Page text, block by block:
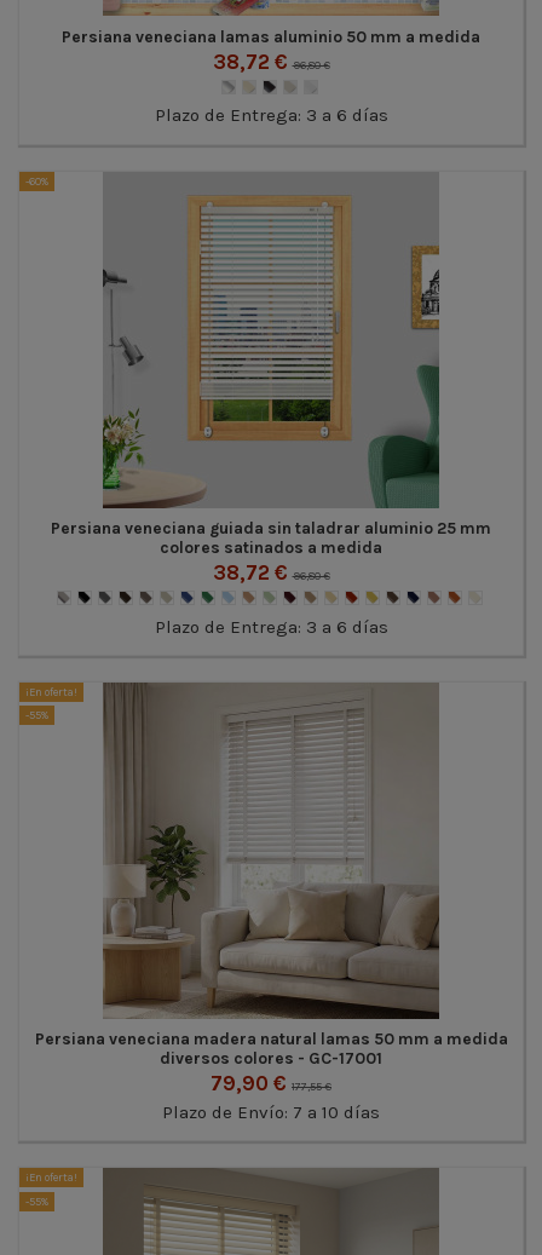
Persiana veneciana lamas aluminio 50 mm a medida
38,72 €96,80 €
Plazo de Entrega: 3 a 6 días
-60%
Persiana veneciana guiada sin taladrar aluminio 25 mm
colores satinados a medida
38,72 €96,80 €
Plazo de Entrega: 3 a 6 días
¡En oferta!
-55%
Persiana veneciana madera natural lamas 50 mm a medida
diversos colores - GC-17001
79,90 € 177,55 €
Plazo de Envío: 7 a 10 días
¡En oferta!
-55%